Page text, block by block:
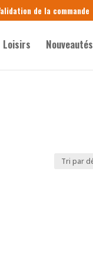
de la commande
Loisirs Nouveautés